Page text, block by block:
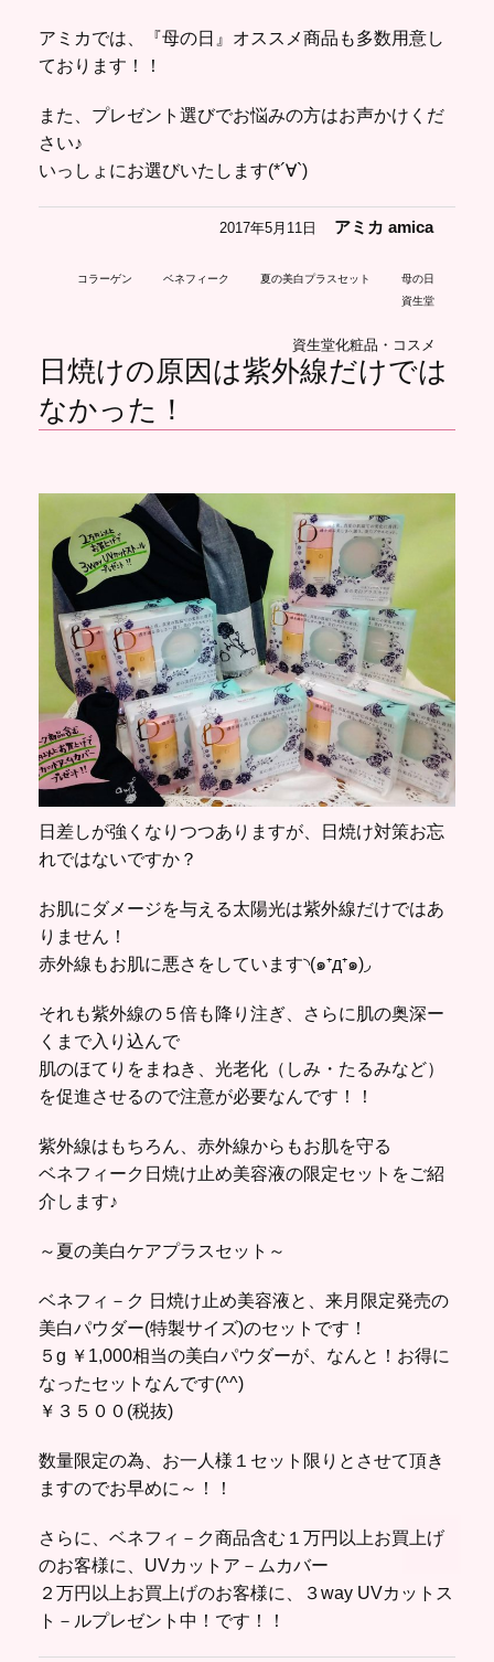
アミカでは、『母の日』オススメ商品も多数用意し
ております！！
また、プレゼント選びでお悩みの方はお声かけくだ
さい♪
いっしょにお選びいたします(*´∀`)
2017年5月11日 アミカ amica
コラーゲン ベネフィーク 夏の美白プラスセット
母の日
資生堂
資生堂化粧品・コスメ
日焼けの原因は紫外線だけでは
なかった！
日差しが強くなりつつありますが、日焼け対策お忘
れではないですか？
お肌にダメージを与える太陽光は紫外線だけではあ
りません！
赤外線もお肌に悪さをしています◝(๑⁺д⁺๑)◞
それも紫外線の５倍も降り注ぎ、さらに肌の奥深ー
くまで入り込んで
肌のほてりをまねき、光老化（しみ・たるみなど）
を促進させるので注意が必要なんです！！
紫外線はもちろん、赤外線からもお肌を守る
ベネフィーク日焼け止め美容液の限定セットをご紹
介します♪
～夏の美白ケアプラスセット～
ベネフィ－ク 日焼け止め美容液と、来月限定発売の
美白パウダー(特製サイズ)のセットです！
５g ￥1,000相当の美白パウダーが、なんと！お得に
なったセットなんです(^^)
￥３５００(税抜)
数量限定の為、お一人様１セット限りとさせて頂き
ますのでお早めに～！！
さらに、ベネフィ－ク商品含む１万円以上お買上げ
のお客様に、UVカットア－ムカバー
２万円以上お買上げのお客様に、３way UVカットス
ト－ルプレゼント中！です！！